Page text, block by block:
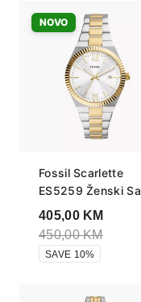
NOVO
Fossil Scarlette
ES5259 Ženski
405,00 KM
450,00KM
SAVE 10%